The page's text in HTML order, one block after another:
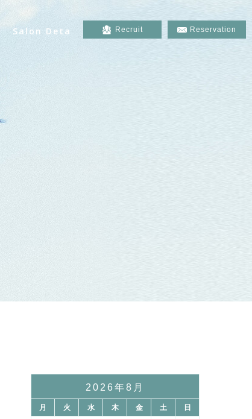
Salon Deta
2026年8月
月 火 水 木 金 土 日
Recruit Reservation